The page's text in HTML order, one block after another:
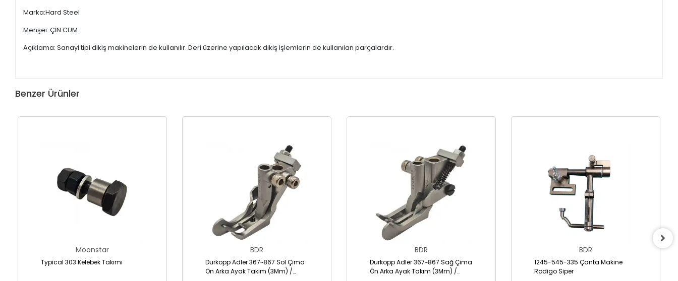
Marka:Hard Steel
Menşei: ÇİN.CUM.
Açıklama: Sanayi tipi dikiş makinelerin de kullanılır. Deri üzerine yapılacak dikiş işlemlerin de kullanılan parçalardır.
Benzer Ürünler
Moonstar
Typical 303 Kelebek Takımı
BDR
Durkopp Adler 367~867 Sol Çima
Ön Arka Ayak Takım (3Mm) /
BDR
Durkopp Adler 367~867 Sağ Çima
Ön Arka Ayak Takım (3Mm) /
BDR
1245-545-335 Çanta Makine
Rodigo Siper